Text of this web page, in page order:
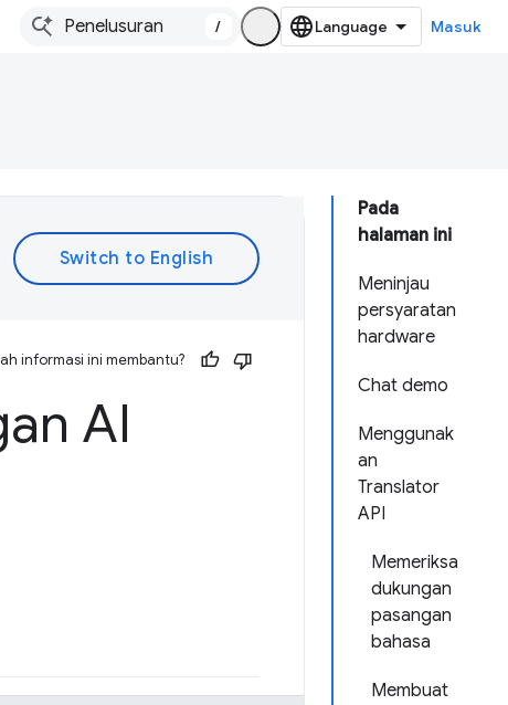
/ Masuk
Pada
halaman ini
Meninjau
persyaratan
hardware
Chat demo
Menggunak
an
Translator
API
Memeriksa
dukungan
pasangan
bahasa
Membuat
informasi ini membantu?
AI